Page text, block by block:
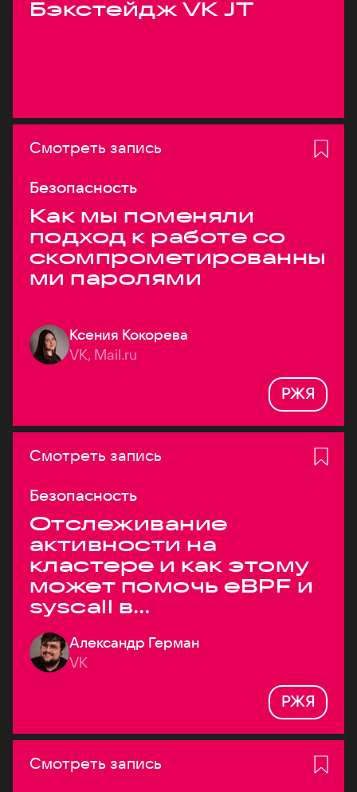
Бэкстейдж VK JT
Смотреть запись
Безопасность
Как мы поменяли
подход к работе со
скомпрометированны
ми паролями
Ксения Кокорева
VK, Mail.ru
РЖЯ
Смотреть запись
Безопасность
Отслеживание
активности на
кластере и как этому
может помочь eBPF и
syscall в
высоконагруженных
системах
Александр Герман
VK
РЖЯ
Смотреть запись